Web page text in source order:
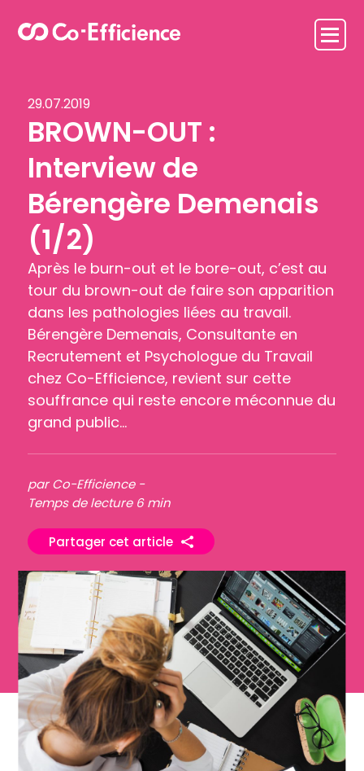
29.07.2019
BROWN-OUT :
Interview de
Bérengère Demenais
(1/2)
Après le burn-out et le bore-out, c’est au
tour du brown-out de faire son apparition
dans les pathologies liées au travail.
Bérengère Demenais, Consultante en
Recrutement et Psychologue du Travail
chez Co-Efficience, revient sur cette
souffrance qui reste encore méconnue du
grand public…
par Co-Efficience -
Temps de lecture 6 min
Partager cet article